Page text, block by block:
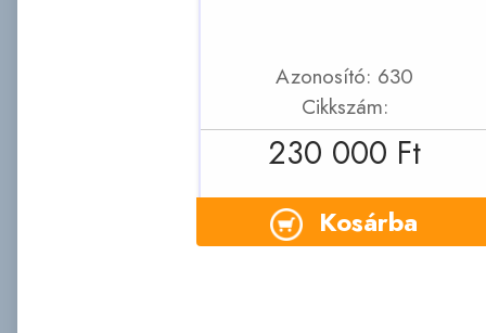
Azonosító: 630
Cikkszám:
230 000 Ft
Kosárba